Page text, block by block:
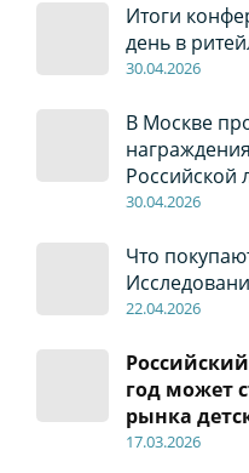
Итоги
день в
30.04.2026
В Москве
Российской
30.04.2026
Что
22.04.2026
год может
рынка
17.03.2026